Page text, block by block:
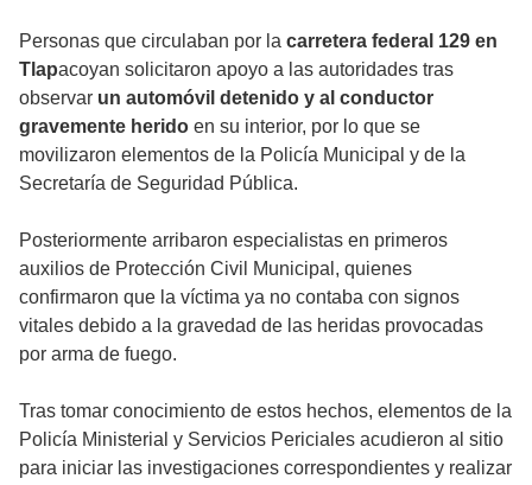
Personas que circulaban por la carretera federal 129 en
Tlapacoyan solicitaron apoyo a las autoridades tras
observar un automóvil detenido y al conductor
gravemente herido en su interior, por lo que se
movilizaron elementos de la Policía Municipal y de la
Secretaría de Seguridad Pública.
Posteriormente arribaron especialistas en primeros
auxilios de Protección Civil Municipal, quienes
confirmaron que la víctima ya no contaba con signos
vitales debido a la gravedad de las heridas provocadas
por arma de fuego.
Tras tomar conocimiento de estos hechos, elementos de la
Policía Ministerial y Servicios Periciales acudieron al sitio
para iniciar las investigaciones correspondientes y realizar